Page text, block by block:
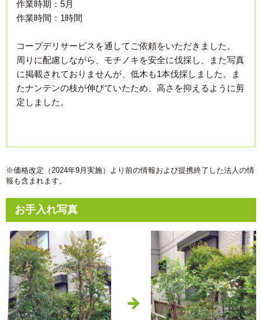
作業時期：5月
作業時間：1時間
コープデリサービスを通してご依頼をいただきました。
周りに配慮しながら、モチノキを安全に伐採し、また写真
に掲載されておりませんが、低木も1本伐採しました。ま
たナンテンの枝が伸びていたため、高さを抑えるように剪
定しました。
※価格改定（2024年9月実施）より前の情報および提携終了した法人の情
報も含まれます。
お手入れ写真